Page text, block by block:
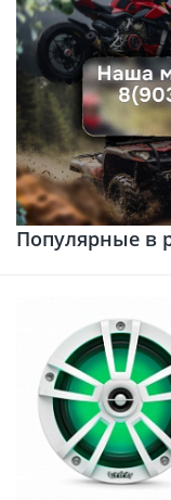
Популярные в